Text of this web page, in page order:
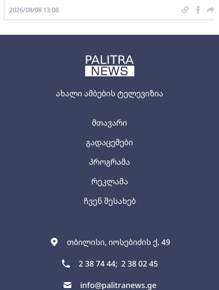
ახალი ამბების ტელევიზია
თბილისი, იოსებიძის ქ. 49
2 38 74 44; 2 38 02 45
info@palitranews.ge
მთავარი
გადაცემები
პროგრამა
რეკლამა
ჩვენ შესახებ
2026/08/08 13:08